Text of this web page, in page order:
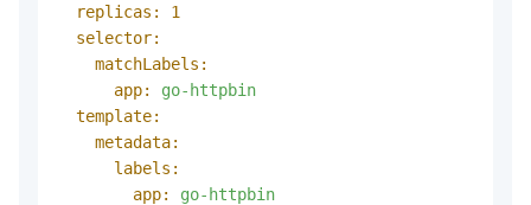
replicas:
1
selector:
matchLabels:
app:
go-httpbin
template:
metadata:
labels:
app:
go-httpbin